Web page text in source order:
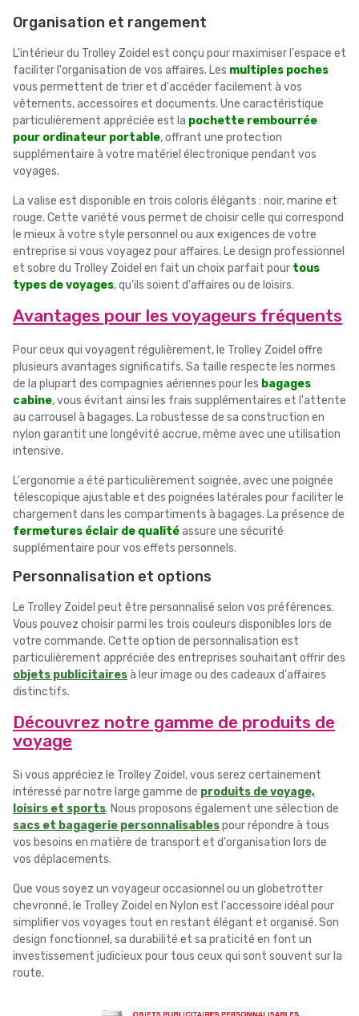
Organisation et rangement
L'intérieur du Trolley Zoidel est conçu pour maximiser l'espace et
faciliter l'organisation de vos affaires. Les multiples poches
vous permettent de trier et d'accéder facilement à vos
vêtements, accessoires et documents. Une caractéristique
particulièrement appréciée est la pochette rembourrée
pour ordinateur portable, offrant une protection
supplémentaire à votre matériel électronique pendant vos
voyages.
La valise est disponible en trois coloris élégants : noir, marine et
rouge. Cette variété vous permet de choisir celle qui correspond
le mieux à votre style personnel ou aux exigences de votre
entreprise si vous voyagez pour affaires. Le design professionnel
et sobre du Trolley Zoidel en fait un choix parfait pour tous
types de voyages, qu'ils soient d'affaires ou de loisirs.
Avantages pour les voyageurs fréquents
Pour ceux qui voyagent régulièrement, le Trolley Zoidel offre
plusieurs avantages significatifs. Sa taille respecte les normes
de la plupart des compagnies aériennes pour les bagages
cabine, vous évitant ainsi les frais supplémentaires et l'attente
au carrousel à bagages. La robustesse de sa construction en
nylon garantit une longévité accrue, même avec une utilisation
intensive.
L'ergonomie a été particulièrement soignée, avec une poignée
télescopique ajustable et des poignées latérales pour faciliter le
chargement dans les compartiments à bagages. La présence de
fermetures éclair de qualitéassure une sécurité
supplémentaire pour vos effets personnels.
Personnalisation et options
Le Trolley Zoidel peut être personnalisé selon vos préférences.
Vous pouvez choisir parmi les trois couleurs disponibles lors de
votre commande. Cette option de personnalisation est
particulièrement appréciée des entreprises souhaitant offrir des
objets publicitairesà leur image ou des cadeaux d'affaires
distinctifs.
Découvrez notre gamme de produits de
voyage
Si vous appréciez le Trolley Zoidel, vous serez certainement
intéressé par notre large gamme de produits de voyage,
loisirs et sports. Nous proposons également une sélection de
sacs et bagagerie personnalisablespour répondre à tous
vos besoins en matière de transport et d'organisation lors de
vos déplacements.
Que vous soyez un voyageur occasionnel ou un globetrotter
chevronné, le Trolley Zoidel en Nylon est l'accessoire idéal pour
simplifier vos voyages tout en restant élégant et organisé. Son
design fonctionnel, sa durabilité et sa praticité en font un
investissement judicieux pour tous ceux qui sont souvent sur la
route.